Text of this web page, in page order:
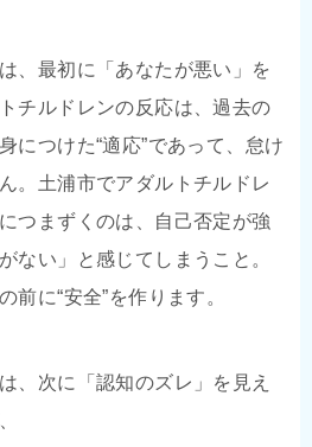
、最初に「あなたが悪い」を
チルドレンの反応は、過去の
につけた“適応”であって、怠け
。土浦市でアダルトチルドレ
つまずくのは、自己否定が強
ない」と感じてしまうこと。
前に“安全”を作ります。
、次に「認知のズレ」を見え